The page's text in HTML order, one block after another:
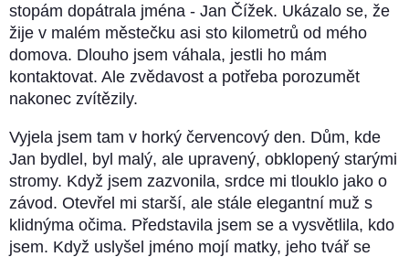
stopám dopátrala jména - Jan Čížek. Ukázalo se, že
žije v malém městečku asi sto kilometrů od mého
domova. Dlouho jsem váhala, jestli ho mám
kontaktovat. Ale zvědavost a potřeba porozumět
nakonec zvítězily.
Vyjela jsem tam v horký červencový den. Dům, kde
Jan bydlel, byl malý, ale upravený, obklopený starými
stromy. Když jsem zazvonila, srdce mi tlouklo jako o
závod. Otevřel mi starší, ale stále elegantní muž s
klidnýma očima. Představila jsem se a vysvětlila, kdo
jsem. Když uslyšel jméno mojí matky, jeho tvář se